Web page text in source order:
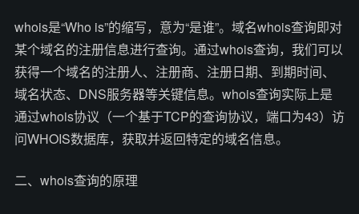
whois是“Who is”的缩写，意为“是谁”。域名whois查询即对
某个域名的注册信息进行查询。通过whois查询，我们可以
获得一个域名的注册人、注册商、注册日期、到期时间、
域名状态、DNS服务器等关键信息。whois查询实际上是
通过whois协议（一个基于TCP的查询协议，端口为43）访
问WHOIS数据库，获取并返回特定的域名信息。
二、whois查询的原理